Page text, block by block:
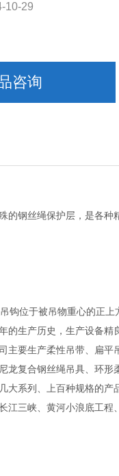
10-29
咨询
钢丝绳保护层，是各种
钩位于被吊物重心的正上
生产历史，生产设备
要生产柔性吊带、扁
复合钢丝绳吊具、环
大系列、上百种规格的产
三峡、黄河小浪底工